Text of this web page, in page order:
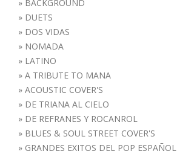
» BACKGROUND
» DUETS
» DOS VIDAS
» NOMADA
» LATINO
» A TRIBUTE TO MANA
» ACOUSTIC COVER'S
» DE TRIANA AL CIELO
» DE REFRANES Y ROCANROL
» BLUES & SOUL STREET COVER'S
» GRANDES EXITOS DEL POP ESPAÑOL